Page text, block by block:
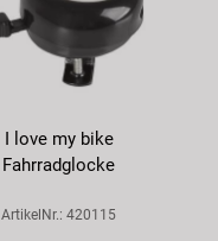
I love my bike
Fahrradglocke
ArtikelNr.: 420115